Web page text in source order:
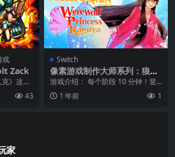
戏
Zack
》这是
是一个
43
Switch
像素游戏制作大师系列：狼姬
辉夜|Pixel Game Maker Ser
ies Werewolf Princess Kag
uya
游戏介绍： 每个阶段 10 分钟！竖
版卷轴动作游戏来了!“狼姬辉夜”是
对平安时代...
1 年前 1
家